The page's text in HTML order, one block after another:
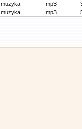
muzyka .mp3
muzyka .mp3